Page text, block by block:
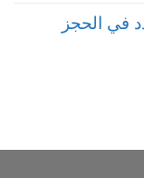
في الحجز